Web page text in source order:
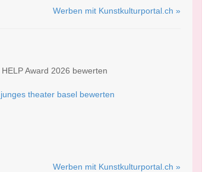
Werben mit Kunstkulturportal.ch »
Award 2026 bewerten
theater basel bewerten
Werben mit Kunstkulturportal.ch »